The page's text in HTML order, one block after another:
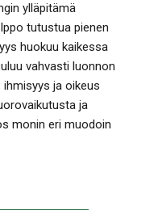
ylläpitämä
tutustua pienen
huokuu kaikessa
vahvasti luonnon
ihmisyys ja oikeus
ja
monin eri muodoin